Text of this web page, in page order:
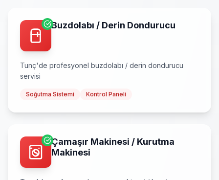
Buzdolabı / Derin Dondurucu
Tunç'de profesyonel buzdolabı / derin dondurucu
servisi
Soğutma Sistemi Kontrol Paneli
Çamaşır Makinesi / Kurutma
Makinesi